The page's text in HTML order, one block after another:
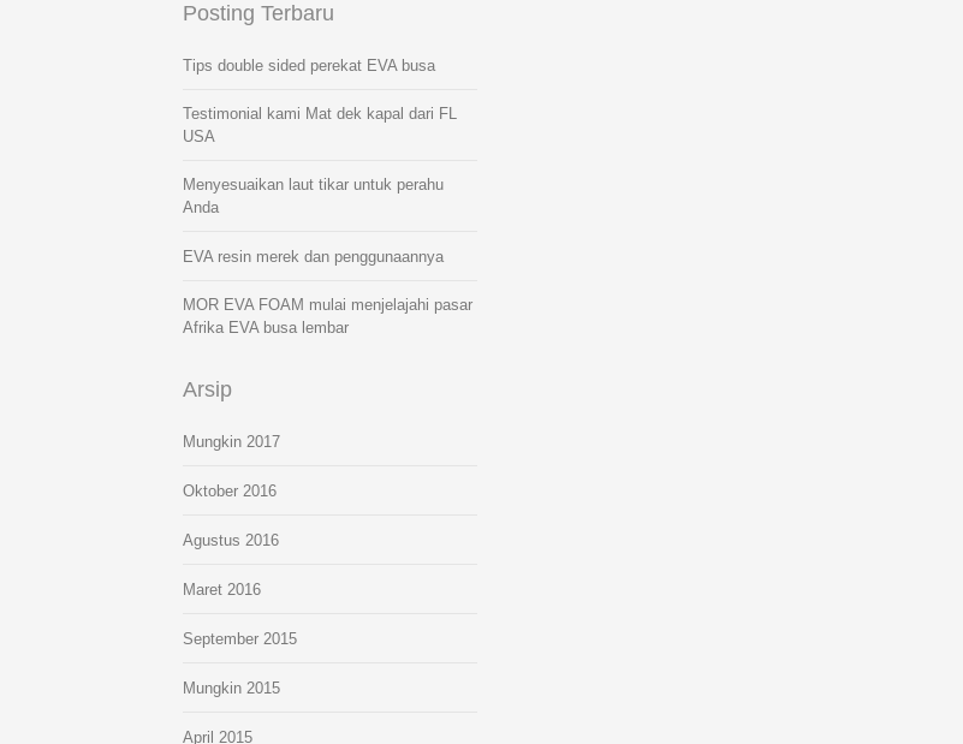
Posting Terbaru
Tips double sided perekat EVA busa
Testimonial kami Mat dek kapal dari FL
USA
Menyesuaikan laut tikar untuk perahu
Anda
EVA resin merek dan penggunaannya
MOR EVA FOAM mulai menjelajahi pasar
Afrika EVA busa lembar
Arsip
Mungkin 2017
Oktober 2016
Agustus 2016
Maret 2016
September 2015
Mungkin 2015
April 2015